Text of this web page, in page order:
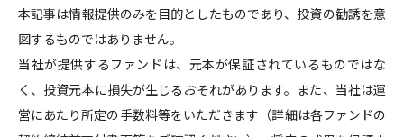
本記事は情報提供のみを目的としたものであり、投資の勧誘を意
図するものではありません。
当社が提供するファンドは、元本が保証されているものではな
く、投資元本に損失が生じるおそれがあります。また、当社は運
営にあたり所定の手数料等をいただきます（詳細は各ファンドの